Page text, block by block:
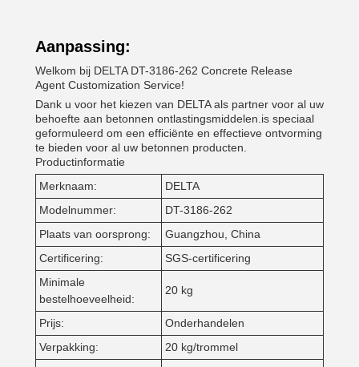
Aanpassing:
Welkom bij DELTA DT-3186-262 Concrete Release
Agent Customization Service!
Dank u voor het kiezen van DELTA als partner voor al uw
behoefte aan betonnen ontlastingsmiddelen.is speciaal
geformuleerd om een efficiënte en effectieve ontvorming
te bieden voor al uw betonnen producten.
Productinformatie
Merknaam:
DELTA
Modelnummer:
DT-3186-262
Plaats van oorsprong:
Guangzhou, China
Certificering:
SGS-certificering
Minimale
bestelhoeveelheid:
20 kg
Prijs:
Onderhandelen
Verpakking:
20 kg/trommel